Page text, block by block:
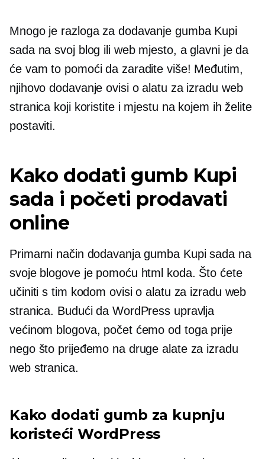
Mnogo je razloga za dodavanje gumba Kupi
sada na svoj blog ili web mjesto, a glavni je da
će vam to pomoći da zaradite više! Međutim,
njihovo dodavanje ovisi o alatu za izradu web
stranica koji koristite i mjestu na kojem ih želite
postaviti.
Kako dodati gumb Kupi
sada i početi prodavati
online
Primarni način dodavanja gumba Kupi sada na
svoje blogove je pomoću html koda. Što ćete
učiniti s tim kodom ovisi o alatu za izradu web
stranica. Budući da WordPress upravlja
većinom blogova, počet ćemo od toga prije
nego što prijeđemo na druge alate za izradu
web stranica.
Kako dodati gumb za kupnju
koristeći WordPress